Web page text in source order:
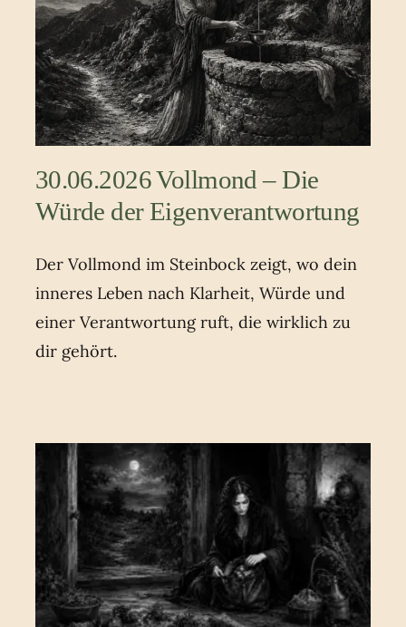
30.06.2026 Vollmond – Die
Würde der Eigenverantwortung
Der Vollmond im Steinbock zeigt, wo dein
inneres Leben nach Klarheit, Würde und
einer Verantwortung ruft, die wirklich zu
dir gehört.